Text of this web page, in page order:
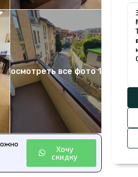
Посмотреть все фото 17
Хочу
скидку